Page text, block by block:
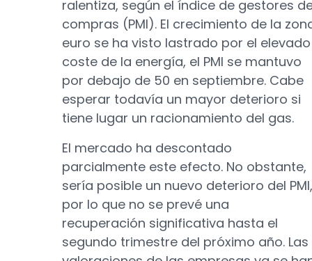
ralentiza, según el índice de gestores
compras (PMI). El crecimiento de la
euro se ha visto lastrado por el elevado
coste de la energía, el PMI se mantuvo
por debajo de 50 en septiembre. Cabe
esperar todavía un mayor deterioro si
tiene lugar un racionamiento del gas.
El mercado ha descontado
parcialmente este efecto. No obstante,
sería posible un nuevo deterioro del PMI,
por lo que no se prevé una
recuperación significativa hasta el
segundo trimestre del próximo año. Las